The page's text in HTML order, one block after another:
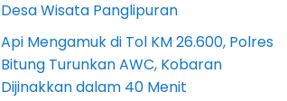
Desa Wisata Panglipuran
Api Mengamuk di Tol KM 26.600, Polres
Bitung Turunkan AWC, Kobaran
Dijinakkan dalam 40 Menit